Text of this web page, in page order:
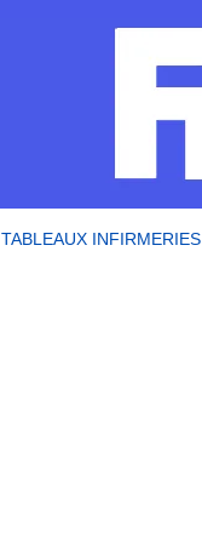
TABLEAUX INFIRMERIES